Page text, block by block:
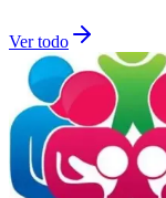
Ver todo